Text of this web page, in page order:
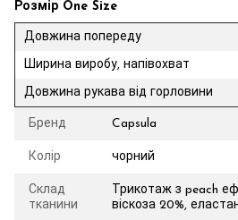
Розмір One Size
Довжина попереду
Ширина виробу, напівохват
Довжина рукава від горловини
Бренд Capsula
Колір чорний
Склад
тканини
Трикотаж з peach
віскоза 20%,